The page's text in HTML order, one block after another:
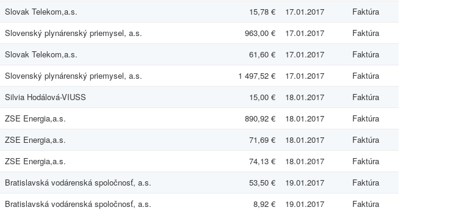
Slovak Telekom,a.s. 15,78 € 17.01.2017
Faktúra
Slovenský plynárenský priemysel, a.s. 963,00 € 17.01.2017
Faktúra
Slovak Telekom,a.s. 61,60 € 17.01.2017
Faktúra
Slovenský plynárenský priemysel, a.s. 1 497,52 € 17.01.2017
Faktúra
Silvia Hodálová-VIUSS 15,00 € 18.01.2017
Faktúra
ZSE Energia,a.s. 890,92 € 18.01.2017
Faktúra
ZSE Energia,a.s. 71,69 € 18.01.2017
Faktúra
ZSE Energia,a.s. 74,13 € 18.01.2017
Faktúra
Bratislavská vodárenská spoločnosť, a.s. 53,50 € 19.01.2017
Faktúra
Bratislavská vodárenská spoločnosť, a.s. 8,92 € 19.01.2017 Faktúra